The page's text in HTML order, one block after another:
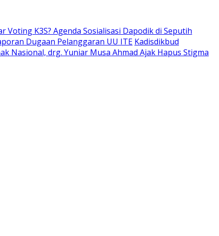
Voting K3S? Agenda Sosialisasi Dapodik di Seputih
Dugaan Pelanggaran UU ITE Kadisdikbud
Nasional, drg. Yuniar Musa Ahmad Ajak Hapus Stigma